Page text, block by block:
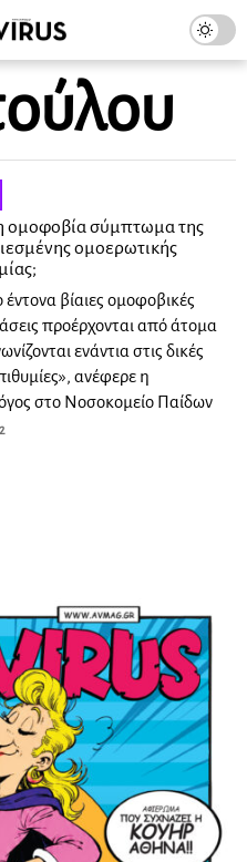
η ομοφοβία σύμπτωμα της
ομοερωτικής
έντονα βίαιες ομοφοβικές
προέρχονται από άτομα
ενάντια στις δικές
ανέφερε η
στο Νοσοκομείο Παίδων